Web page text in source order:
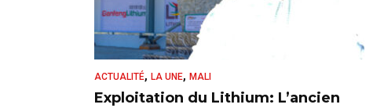
ACTUALITÉ, LA UNE, MALI
Exploitation du Lithium: L’ancien